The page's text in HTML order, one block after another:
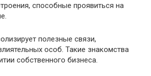
способные проявиться на
полезные связи,
особ. Такие знакомства
собственного бизнеса.